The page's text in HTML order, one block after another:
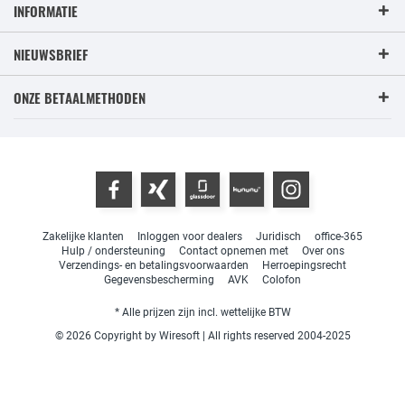
INFORMATIE
NIEUWSBRIEF
ONZE BETAALMETHODEN
Zakelijke klanten Inloggen voor dealers Juridisch
office-365
Hulp / ondersteuning
Contact opnemen met
Over ons
Verzendings- en betalingsvoorwaarden
Herroepingsrecht
Gegevensbescherming
AVK Colofon
* Alle prijzen zijn incl. wettelijke BTW
© 2026 Copyright by Wiresoft | All rights reserved 2004-2025